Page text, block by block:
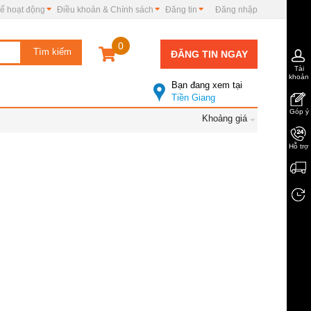
Đăng nhập
Đăng tin
Điều khoản & Chính sách
hoạt động
0
ĐĂNG TIN NGAY
Bạn đang xem tại
Tiền Giang
Khoảng giá
Tài
khoản
Góp ý
Hỗ trợ